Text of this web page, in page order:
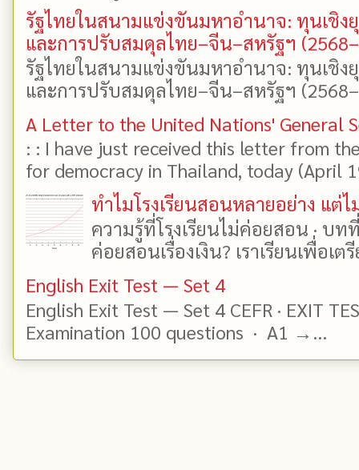
รัฐไทยในสนามแข่งขันมหาอำนาจ: ทุนเชิง
และการปรับสมดุลไทย–จีน–สหรัฐฯ
รัฐไทยในสนามแข่งขันมหาอำนาจ: ทุนเชิง
และการปรับสมดุลไทย–จีน–สหรัฐฯ
A Letter to the United Nations' General
: : I have just received this letter from
for democracy in Thailand, today (April
ทำไมโรงเรียนสอนหลายอย่าง แต่ไ
ความรู้ที่โรงเรียนไม่ค่อยสอน · บ
ค่อยสอนเรื่องเงิน? เราเรียนเพื่อเต
English Exit Test — Set 4
English Exit Test — Set 4 CEFR · EXIT
Examination 100 questions · A1 →...